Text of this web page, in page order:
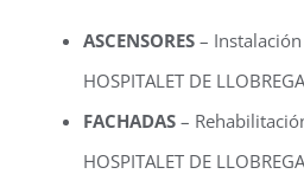
ASCENSORES –
HOSPITALET DE
FACHADAS –
HOSPITALET DE